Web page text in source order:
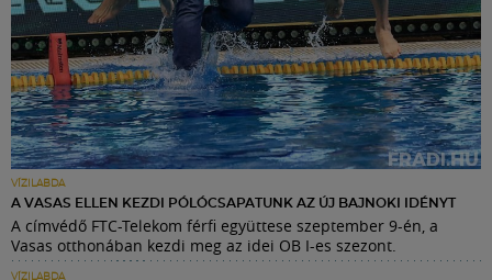
VÍZILABDA
A VASAS ELLEN KEZDI PÓLÓCSAPATUNK AZ ÚJ BAJNOKI IDÉNYT
A címvédő FTC-Telekom férfi együttese szeptember 9-én, a
Vasas otthonában kezdi meg az idei OB I-es szezont.
VÍZILABDA